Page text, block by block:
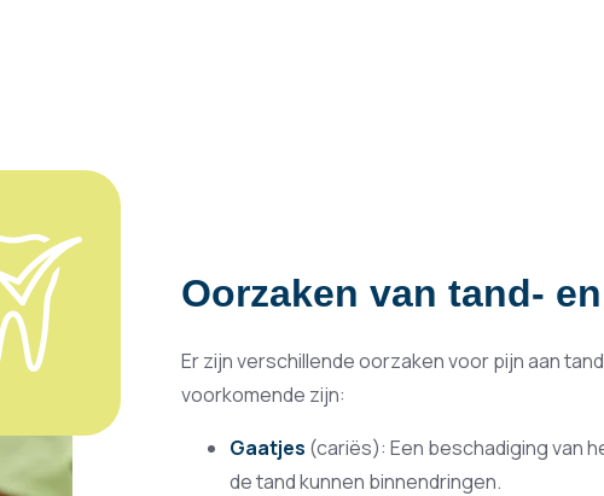
Oorzaken van tand-
Er zijn verschillende oorzaken voor pijn aan
voorkomende zijn:
Gaatjes (cariës): Een beschadiging van
de tand kunnen binnendringen.